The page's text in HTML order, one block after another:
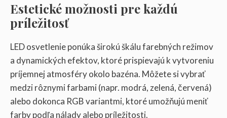
Estetické možnosti pre každú
príležitosť
LED osvetlenie ponúka širokú škálu farebných režimov
a dynamických efektov, ktoré prispievajú k vytvoreniu
príjemnej atmosféry okolo bazéna. Môžete si vybrať
medzi rôznymi farbami (napr. modrá, zelená, červená)
alebo dokonca RGB variantmi, ktoré umožňujú meniť
farby podľa nálady alebo príležitosti.